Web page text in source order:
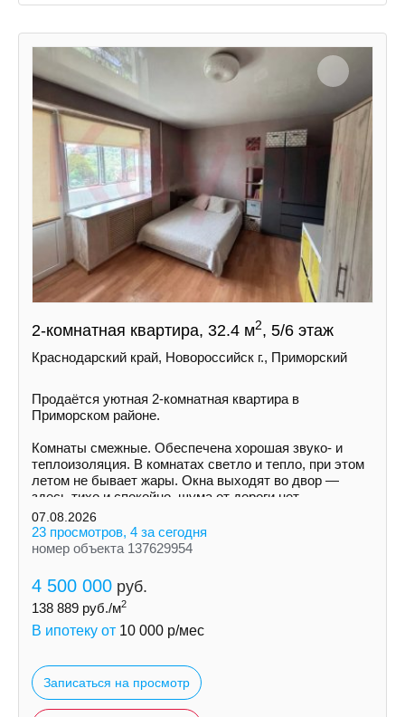
2-комнатная квартира, 32.4 м2, 5/6 этаж
Краснодарский край, Новороссийск г., Приморский
Продаётся уютная 2-комнатная квартира в
Приморском районе.
Комнаты смежные. Обеспечена хорошая звуко- и
теплоизоляция. В комнатах светло и тепло, при этом
летом не бывает жары. Окна выходят во двор —
здесь тихо и спокойно, шума от дороги нет.
07.08.2026
23 просмотров, 4 за сегодня
номер объекта 137629954
4 500 000 руб.
138 889 руб./м2
В ипотеку от 10 000 р/мес
Записаться на просмотр